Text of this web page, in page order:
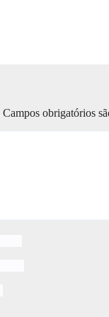
Campos obrigatórios